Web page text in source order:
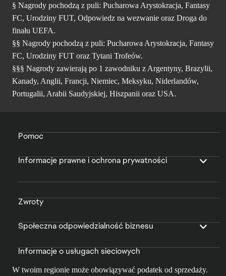
§ Nagrody pochodzą z puli: Pucharowa Arystokracja, Fantasy
FC, Urodziny FUT, Odpowiedz na wezwanie oraz Droga do
finału UEFA.
§§ Nagrody pochodzą z puli: Pucharowa Arystokracja, Fantasy
FC, Urodziny FUT oraz Tytani Trofeów.
§§§ Nagrody zawierają po 1 zawodniku z Argentyny, Brazylii,
Kanady, Anglii, Francji, Niemiec, Meksyku, Niderlandów,
Portugalii, Arabii Saudyjskiej, Hiszpanii oraz USA.
Pomoc
Informacje prawne i ochrona prywatności
Zwroty
Społeczna odpowiedzialność biznesu
Informacje o usługach sieciowych
W twoim regionie może obowiązywać podatek od sprzedaży.